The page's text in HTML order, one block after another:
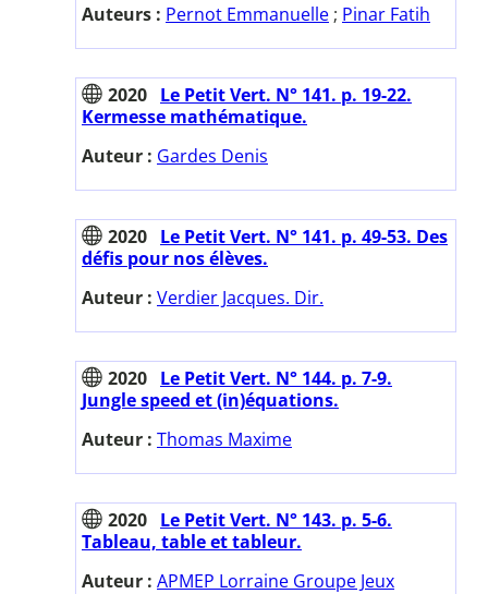
Auteurs : Pernot Emmanuelle ; Pinar Fatih
2020 Le Petit Vert. N° 141. p. 19-22.
Kermesse mathématique.
Auteur : Gardes Denis
2020 Le Petit Vert. N° 141. p. 49-53. Des
défis pour nos élèves.
Auteur : Verdier Jacques. Dir.
2020 Le Petit Vert. N° 144. p. 7-9.
Jungle speed et (in)équations.
Auteur : Thomas Maxime
2020 Le Petit Vert. N° 143. p. 5-6.
Tableau, table et tableur.
Auteur : APMEP Lorraine Groupe Jeux